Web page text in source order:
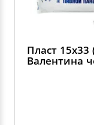
Пласт 15х33
Валентина